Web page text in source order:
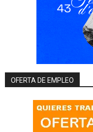
OFERTA DE EMPLEO